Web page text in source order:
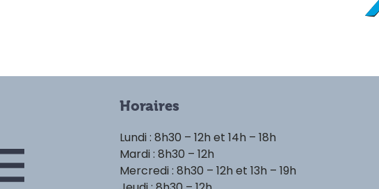
Horaires
Lundi : 8h30 – 12h et 14h – 18h
Mardi : 8h30 – 12h
Mercredi : 8h30 – 12h et 13h – 19h